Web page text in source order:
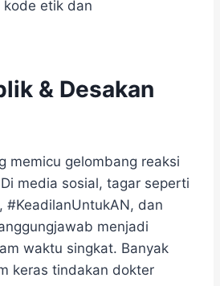
kode etik dan
& Desakan
memicu gelombang reaksi
media sosial, tagar seperti
#KeadilanUntukAN, dan
menjadi
waktu singkat. Banyak
keras tindakan dokter